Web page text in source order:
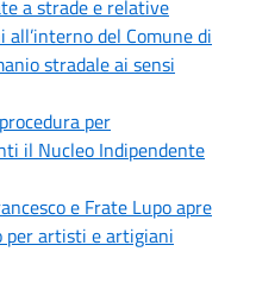
a strade e relative
del Comune di
stradale ai sensi
per
il Nucleo Indipendente
e Frate Lupo apre
per artisti e artigiani